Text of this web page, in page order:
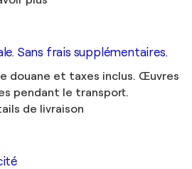
Sans frais supplémentaires.
douane et taxes inclus. Œuvres
pendant le transport.
de livraison